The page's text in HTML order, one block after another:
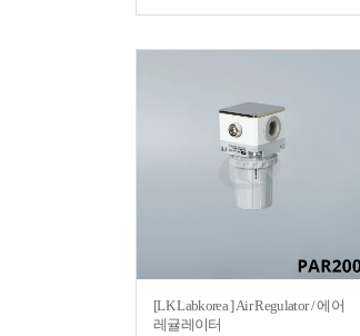
[LK Labkorea ] Air Regulator / 에어
레귤레이터